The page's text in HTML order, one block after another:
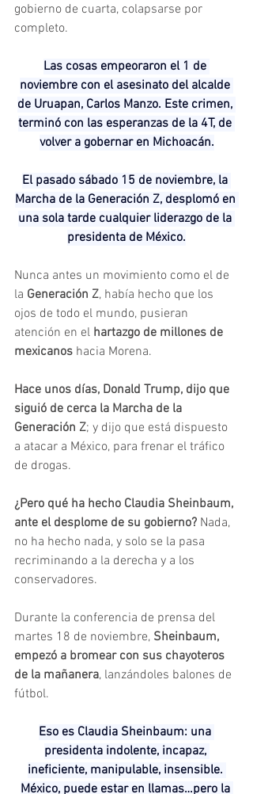
gobierno de cuarta, colapsarse por
completo.
Las cosas empeoraron el 1 de
noviembre con el asesinato del alcalde
de Uruapan, Carlos Manzo. Este crimen,
terminó con las esperanzas de la 4T, de
volver a gobernar en Michoacán.
El pasado sábado 15 de noviembre, la
Marcha de la Generación Z, desplomó en
una sola tarde cualquier liderazgo de la
presidenta de México.
Nunca antes un movimiento como el de
la Generación Z, había hecho que los
ojos de todo el mundo, pusieran
atención en el hartazgo de millones de
mexicanos hacia Morena.
Hace unos días, Donald Trump, dijo que
siguió de cerca la Marcha de la
Generación Z; y dijo que está dispuesto
a atacar a México, para frenar el tráfico
de drogas.
¿Pero qué ha hecho Claudia Sheinbaum,
ante el desplome de su gobierno? Nada,
no ha hecho nada, y solo se la pasa
recriminando a la derecha y a los
conservadores.
Durante la conferencia de prensa del
martes 18 de noviembre, Sheinbaum,
empezó a bromear con sus chayoteros
de la mañanera, lanzándoles balones de
fútbol.
Eso es Claudia Sheinbaum: una
presidenta indolente, incapaz,
ineficiente, manipulable, insensible.
México, puede estar en llamas…pero la